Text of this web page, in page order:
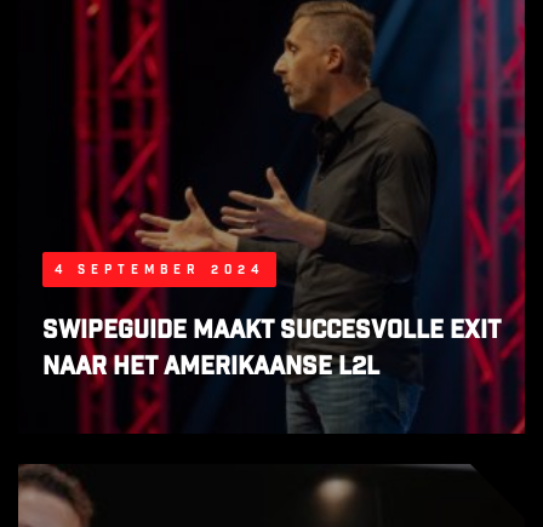
4 september 2024
SwipeGuide maakt succesvolle exit
naar het Amerikaanse L2L